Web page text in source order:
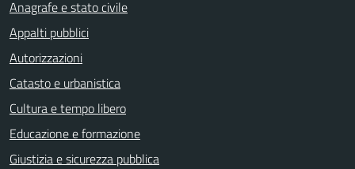
Anagrafe e stato civile
Appalti pubblici
Autorizzazioni
Catasto e urbanistica
Cultura e tempo libero
Educazione e formazione
Giustizia e sicurezza pubblica